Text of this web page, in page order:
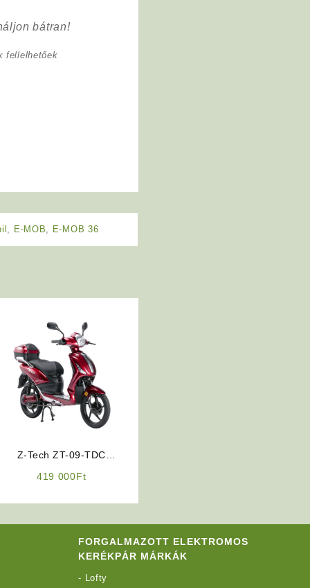
bátran!
fellelhetőek
, E-MOB, E-MOB 36
Z-Tech ZT-09-TDC
419 000Ft
FORGALMAZOTT ELEKTROMOS
KERÉKPÁR MÁRKÁK
- Lofty